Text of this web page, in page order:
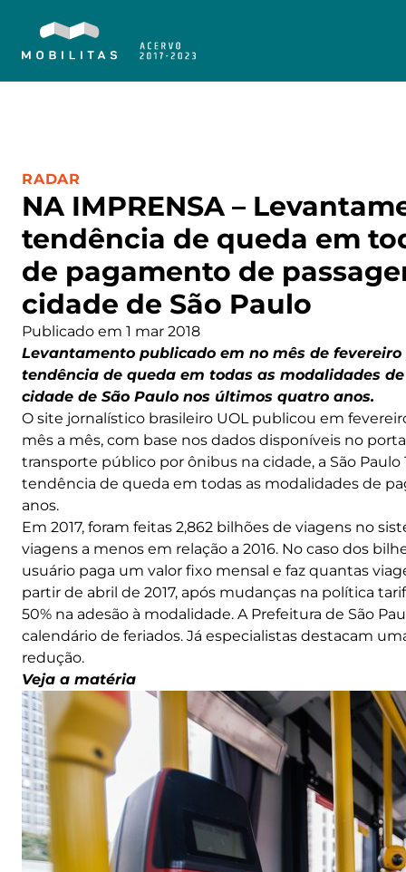
NA IMPRENSA –
tendência de queda em
de pagamento de
cidade de São Paulo
CATEGORIA:
RADAR
Publicado em 1 mar 2018
Levantamento publicado em no mês de
tendência de queda em todas as modalidades
cidade de São Paulo nos últimos quatro anos.
O site jornalístico brasileiro UOL publicou em
mês a mês, com base nos dados disponíveis no
transporte público por ônibus na cidade, a São Paulo
tendência de queda em todas as modalidades de
anos.
Em 2017, foram feitas 2,862 bilhões de viagens no
viagens a menos em relação a 2016. No caso dos
usuário paga um valor fixo mensal e faz quantas
partir de abril de 2017, após mudanças na política
50% na adesão à modalidade. A Prefeitura de São
calendário de feriados. Já especialistas destacam
redução.
Veja a matéria